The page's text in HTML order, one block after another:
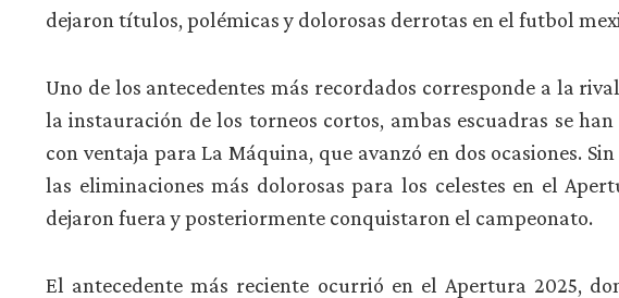
dejaron títulos, polémicas y dolorosas derrotas en el futbol
Uno de los antecedentes más recordados corresponde a la
la instauración de los torneos cortos, ambas escuadras se
con ventaja para La Máquina, que avanzó en dos ocasiones.
las eliminaciones más dolorosas para los celestes en el
dejaron fuera y posteriormente conquistaron el campeonato.
El antecedente más reciente ocurrió en el Apertura 2025,